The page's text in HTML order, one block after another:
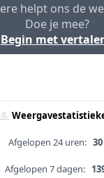
helpt ons de
Doe je mee?
Begin met
Afgelopen 24 uren: 30
Afgelopen 7 dagen: